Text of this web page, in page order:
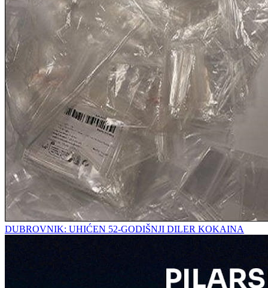
DUBROVNIK: UHIĆEN 52-GODIŠNJI DILER KOKAINA